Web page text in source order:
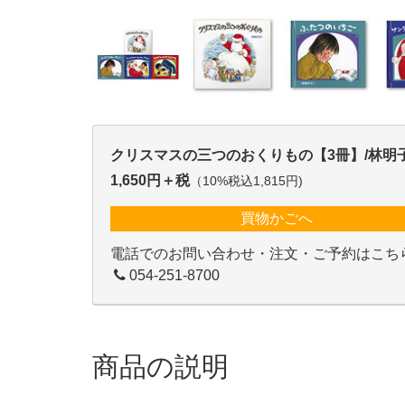
クリスマスの三つのおくりもの【3冊】/林明
1,650円＋税（10%税込1,815円)
買物かごへ
電話でのお問い合わせ・注文・ご予約はこち
054-251-8700
商品の説明